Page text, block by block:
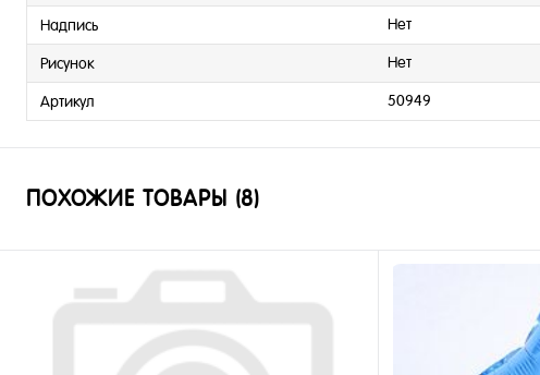
Надпись Нет
Рисунок Нет
Артикул 50949
ПОХОЖИЕ ТОВАРЫ (8)